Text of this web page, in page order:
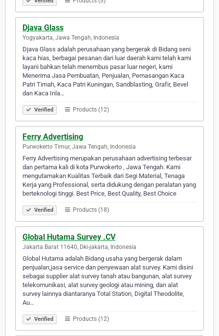
Djava Glass
Yogyakarta, Jawa Tengah, Indonesia
Djava Glass adalah perusahaan yang bergerak di Bidang seni
kaca hias, berbagai pesanan dari luar daerah kami telah kami
layani bahkan telah menembus pasar luar negeri, kami
Menerima Jasa Pembuatan, Penjualan, Pemasangan Kaca
Patri Timah, Kaca Patri Kuningan, Sandblasting, Grafir, Bevel
dan Kaca Inla…
Verified Products (12)
Ferry Advertising
Purwokerto Timur, Jawa Tengah, Indonesia
Ferry Advertising merupakan perusahaan advertising terbesar
dan pertama kali di kota Purwokerto , Jawa Tengah. Kami
mengutamakan Kualitas Terbaik dari Segi Material, Tenaga
Kerja yang Professional, serta didukung dengan peralatan yang
berteknologi tinggi. Best Price, Best Quality, Best Choice
Verified Products (18)
Global Hutama Survey .CV
Jakarta Barat 11640, Dki-jakarta, Indonesia
Global Hutama adalah Bidang usaha yang bergerak dalam
penjualan,jasa service dan penyewaan alat survey. Kami disini
sebagai supplier alat survey tanah atau bangunan, alat survey
telekomunikasi, alat survey geologi atau mining, dan alat
survey lainnya diantaranya Total Station, Digital Theodolite,
Au…
Verified Products (12)